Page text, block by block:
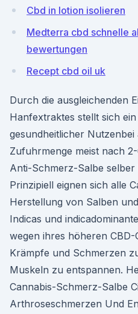
Cbd in lotion isolieren
Medterra cbd schnelle
bewertungen
Recept cbd oil uk
Durch die ausgleichenden
Hanfextraktes stellt sich
gesundheitlicher
Zufuhrmenge meist nach
Anti-Schmerz-Salbe selber
Prinzipiell eignen sich alle
Herstellung von Salben
Indicas und
wegen ihres höheren CBD-
Krämpfe und Schmerzen
Muskeln zu entspannen.
Cannabis-Schmerz-Salbe
Arthroseschmerzen Und